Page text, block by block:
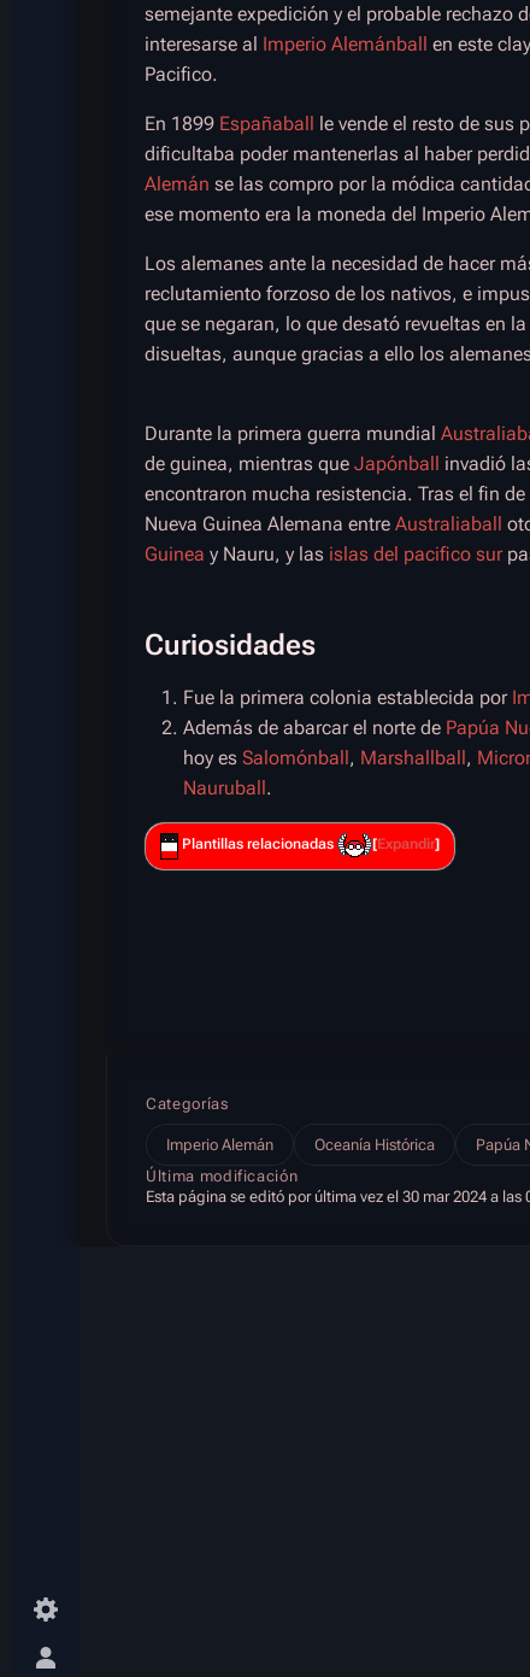
Menú alternativo personal
semejante expedición y el probable rechazo
interesarse al Imperio Alemánball en este
Pacifico.
En 1899 Españaball le vende el resto de sus
dificultaba poder mantenerlas al haber
Alemán se las compro por la módica
ese momento era la moneda del Imperio
Los alemanes ante la necesidad de hacer
reclutamiento forzoso de los nativos, e
que se negaran, lo que desató revueltas en
disueltas, aunque gracias a ello los
Durante la primera guerra mundial
de guinea, mientras que Japónball invadió
encontraron mucha resistencia. Tras el fin de
Nueva Guinea Alemana entre Australiaball
Guinea y Nauru, y las islas del pacifico sur
Curiosidades
Fue la primera colonia establecida por
Además de abarcar el norte de Papúa
hoy es Salomónball, Marshallball,
Nauruball.
Expandir
Plantillas relacionadas
Categorías
Imperio Alemán Oceanía Histórica
Papúa
Última modificación
Esta página se editó por última vez el 30 mar 2024 a las